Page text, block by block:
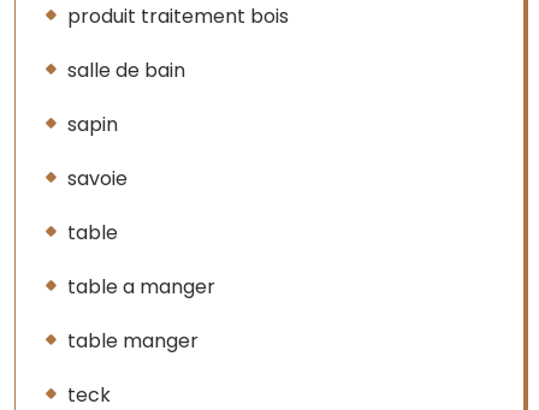
produit traitement bois
salle de bain
sapin
savoie
table
table a manger
table manger
teck